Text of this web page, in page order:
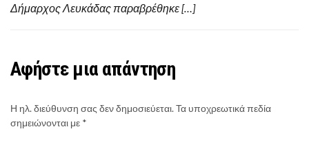
Δήμαρχος Λευκάδας παραβρέθηκε […]
Αφήστε μια απάντηση
Η ηλ. διεύθυνση σας δεν δημοσιεύεται.Τα υποχρεωτικά πεδία
σημειώνονται με *